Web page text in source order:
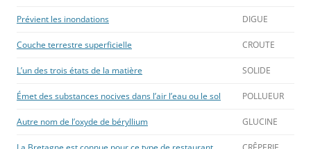
Prévient les inondations DIGUE
Couche terrestre superficielle CROUTE
L’un des trois états de la matière SOLIDE
Émet des substances nocives dans l’air l’eau ou le sol POLLUEUR
Autre nom de l’oxyde de béryllium GLUCINE